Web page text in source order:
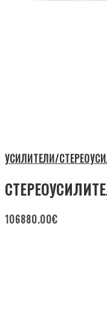
УСИЛИТЕЛИ/
106880.00€